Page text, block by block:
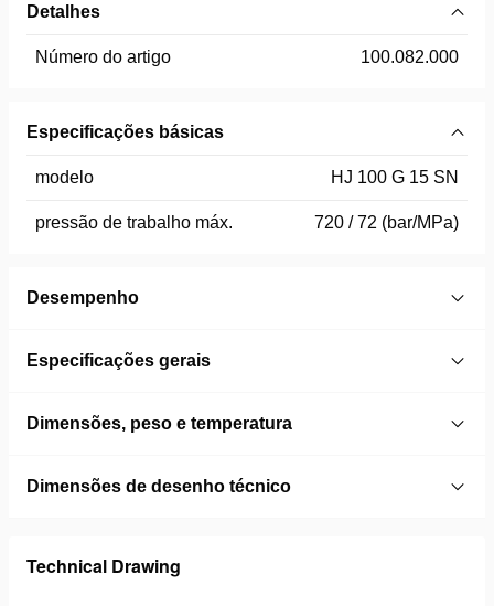
Detalhes
Número do artigo 100.082.000
Especificações básicas
modelo HJ 100 G 15 SN
pressão de trabalho máx. 720 / 72 (bar/MPa)
Desempenho
Especificações gerais
Dimensões, peso e temperatura
Dimensões de desenho técnico
Technical Drawing